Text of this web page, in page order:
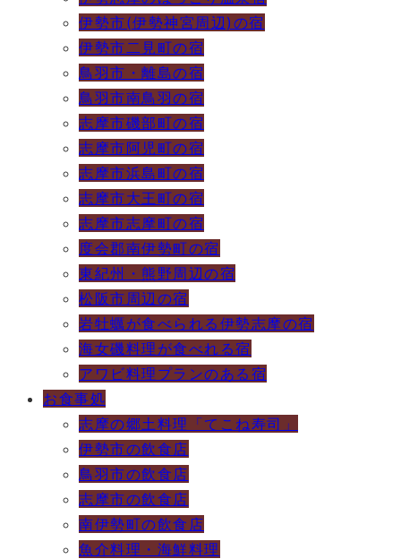
伊勢市(伊勢神宮周辺)の宿
伊勢市二見町の宿
鳥羽市・離島の宿
鳥羽市南鳥羽の宿
志摩市磯部町の宿
志摩市阿児町の宿
志摩市浜島町の宿
志摩市大王町の宿
志摩市志摩町の宿
度会郡南伊勢町の宿
東紀州・熊野周辺の宿
松阪市周辺の宿
岩牡蠣が食べられる伊勢志摩の宿
海女磯料理が食べれる宿
アワビ料理プランのある宿
お食事処
志摩の郷土料理「てこね寿司」
伊勢市の飲食店
鳥羽市の飲食店
志摩市の飲食店
南伊勢町の飲食店
魚介料理・海鮮料理